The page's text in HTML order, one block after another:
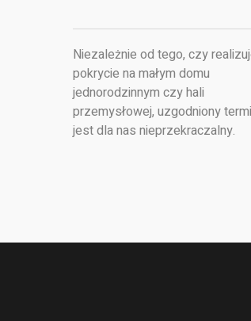
Niezależnie od tego, czy
pokrycie na małym domu
jednorodzinnym czy hali
przemysłowej, uzgodniony
jest dla nas nieprzekraczalny.